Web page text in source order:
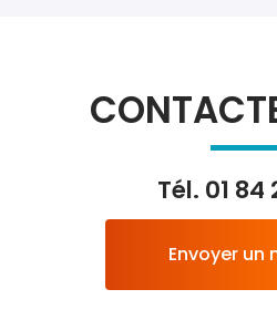
Tél. 01 84
Envoyer un